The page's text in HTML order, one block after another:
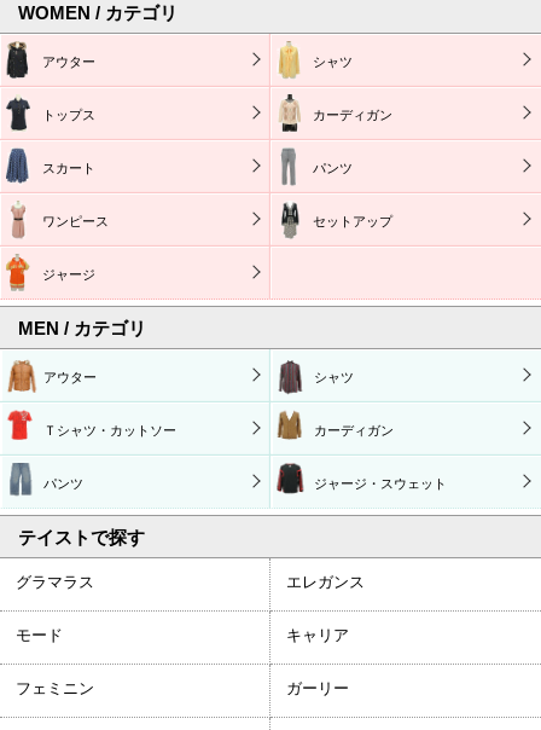
WOMEN / カテゴリ
アウター シャツ
トップス カーディガン
スカート パンツ
ワンピース セットアップ
ジャージ
MEN / カテゴリ
アウター シャツ
Ｔシャツ・カットソー カーディガン
パンツ ジャージ・スウェット
テイストで探す
グラマラス エレガンス
モード キャリア
フェミニン ガーリー